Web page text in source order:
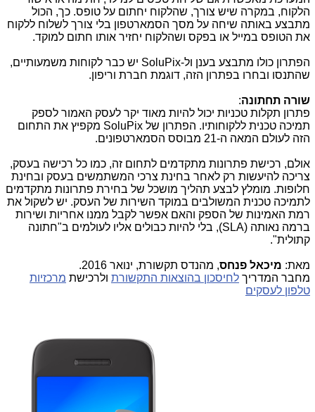
הלקוח, במקרה שיש צורך, שהלקוח יחתום על טופס. כך, הכול
מתבצע באותה שיחה על מסך הסמארטפון בלי צורך לשלוח ללקוח
את הטופס במייל או בפקס ושהלקוח יחזיר אותו חתום למוקד.
הפתרון כולו מתבצע בענן ול-SoluPix יש כבר לקוחות משמעותיים,
שהתנסו ובחרו בפתרון הזה, דוגמת חברת וריפון.
שורה תחתונה:
פתרון תקלות טכניות יכול להיות מאוד יקר לעסק האמור לספק
תמיכה טכנית ללקוחותיו. הפתרון של SoluPix מקפיץ את התחום
הזה לעולם המאה ה-21 מבוסס הסמארטפונים.
אולם, רכישת פתרונות מתקדמים לתחום זה, כמו כל רכישה בעסק,
צריכה להיעשות רק לאחר בחינת צרכי המשתמשים בעסק ובחינת
חלופות. מומלץ לבצע תהליך מושכל של בחירת פתרונות מתקדמים
לתמיכה טכנית המשולבים במוקד השירות של העסק. יש לשקול את
רמת האמינות של הספק והאם אפשר לקבל ממנו אחריות ושירות
ברמה נאותה (SLA), בלי להיות כבולים אליו לעולמים ב"חתונה
קתולית".
מאת: מיכאל פנחס, מהנדס תקשורת, ינואר 2016.
מחבר המדריך לחיסכון בהוצאות התקשורת ולרכישת מרכזיות
טלפון לעסקים